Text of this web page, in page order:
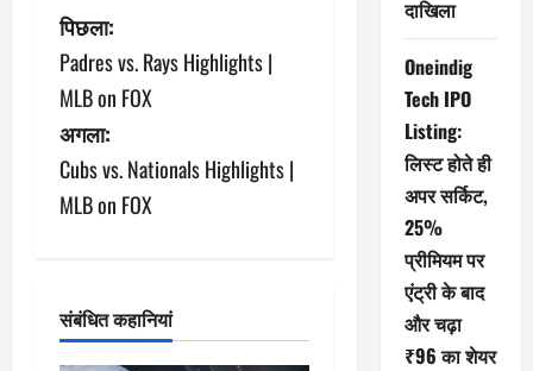
पो
स्ट
ने
वि
गे
न
पिछला:
Padres vs. Rays Highlights |
MLB on FOX
अगला:
Cubs vs. Nationals Highlights |
MLB on FOX
संबंधित कहानियां
दाखिला
Oneindig
Tech IPO
Listing:
लिस्ट होते ही
अपर सर्किट,
25%
प्रीमियम पर
एंट्री के बाद
और चढ़ा
₹96 का शेयर